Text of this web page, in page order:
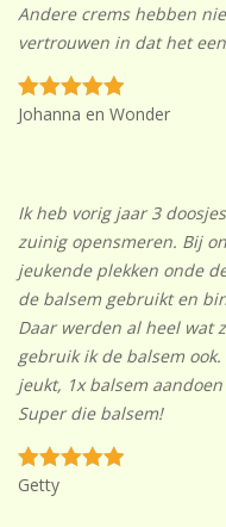
Andere crems hebben
vertrouwen in dat het
Johanna en Wonder
Ik heb vorig jaar 3
zuinig opensmeren. Bij
jeukende plekken onde
de balsem gebruikt en
Daar werden al heel wat
gebruik ik de balsem
jeukt, 1x balsem
Super die balsem!
Getty